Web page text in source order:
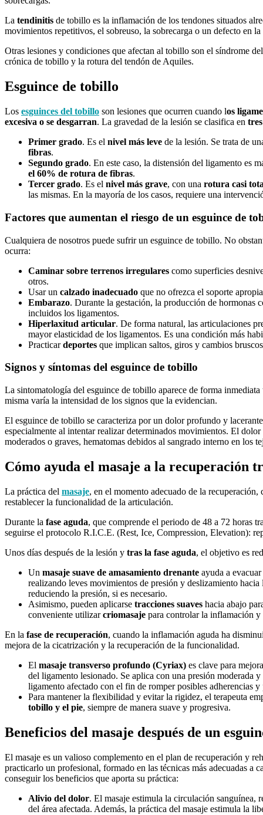
La tendinitis de tobillo es la inflamación de los tendones situados
movimientos repetitivos, el sobreuso, la sobrecarga o un defecto en
Otras lesiones y condiciones que afectan al tobillo son el síndrome
crónica de tobillo y la rotura del tendón de Aquiles.
Esguince de tobillo
Los esguinces del tobillo son lesiones que ocurren cuando los
excesiva o se desgarran. La gravedad de la lesión se clasifica en
Primer grado. Es el nivel más leve de la lesión. Se trata de
fibras.
Segundo grado. En este caso, la distensión del ligamento es
el 60% de rotura de fibras.
Tercer grado. Es el nivel más grave, con una rotura casi
las mismas. En la mayoría de los casos, requiere una
Factores que aumentan el riesgo de un esguince de
Cualquiera de nosotros puede sufrir un esguince de tobillo. No
ocurra:
Caminar sobre terrenos irregulares como superficies
otros.
Usar un calzado inadecuado que no ofrezca el soporte
Embarazo. Durante la gestación, la producción de
incluidos los ligamentos.
Hiperlaxitud articular. De forma natural, las articulaciones
mayor elasticidad de los ligamentos. Es una condición más
Practicardeportes que implican saltos, giros y cambios
Signos y síntomas del esguince de tobillo
La sintomatología del esguince de tobillo aparece de forma
misma varía la intensidad de los signos que la evidencian.
El esguince de tobillo se caracteriza por un dolor profundo y
especialmente al intentar realizar determinados movimientos. El
moderados o graves, hematomas debidos al sangrado interno en los
Cómo ayuda el masaje a la recuperación
La práctica del masaje, en el momento adecuado de la
restablecer la funcionalidad de la articulación.
Durante la fase aguda, que comprende el periodo de 48 a 72 horas
seguirse el protocolo R.I.C.E. (Rest, Ice, Compression, Elevation):
Unos días después de la lesión y tras la fase aguda, el objetivo es
Un masaje suave de amasamiento drenante ayuda a
realizando leves movimientos de presión y deslizamiento
reduciendo la presión, si es necesario.
Asimismo, pueden aplicarse tracciones suaves hacia abajo
conveniente utilizarcriomasaje para controlar la inflamación y
En la fase de recuperación, cuando la inflamación aguda ha
mejora de la cicatrización y la recuperación de la funcionalidad.
El masaje transverso profundo (Cyriax) es clave para
del ligamento lesionado. Se aplica con una presión moderada
ligamento afectado con el fin de romper posibles adherencias
Para mantener la flexibilidad y evitar la rigidez, el terapeuta
tobillo y el pie, siempre de manera suave y progresiva.
Beneficios del masaje después de un
El masaje es un valioso complemento en el plan de recuperación y
practicarlo un profesional, formado en las técnicas más adecuadas a
conseguir los beneficios que aporta su práctica:
Alivio del dolor. El masaje estimula la circulación
del área afectada. Además, la práctica del masaje estimula la